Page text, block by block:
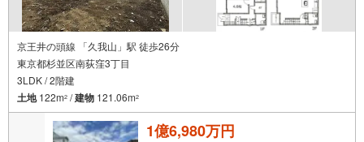
京王井の頭線 「久我山」駅 徒歩26分
東京都杉並区南荻窪3丁目
3LDK / 2階建
土地122m2 /建物 121.06m2
1億6,980万円